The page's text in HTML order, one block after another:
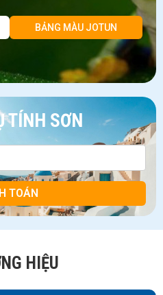
BẢNG MÀU JOTUN
TÍNH SƠN
TOÁN
HIỆU